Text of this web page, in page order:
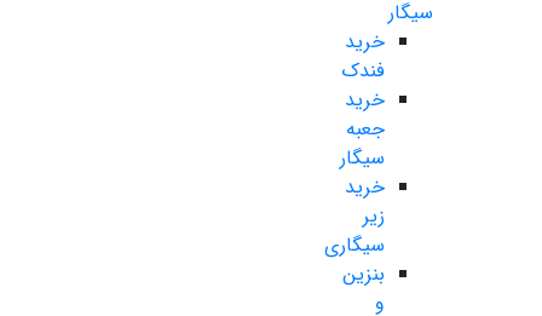
سیگار
خرید
فندک
خرید
جعبه
سیگار
خرید
زیر
سیگاری
بنزین
و